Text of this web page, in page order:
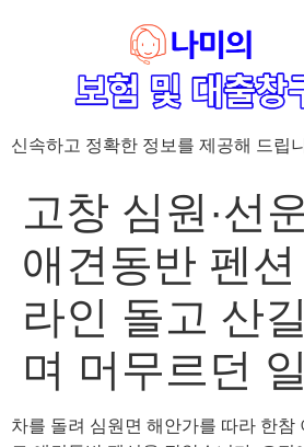
신속하고 정확한 정보를 제공해 드립
고창 심원·선
애견동반 펜
라인 돌고 산
며 머무르던
차를 돌려 심원면 해안가를 따라 한참